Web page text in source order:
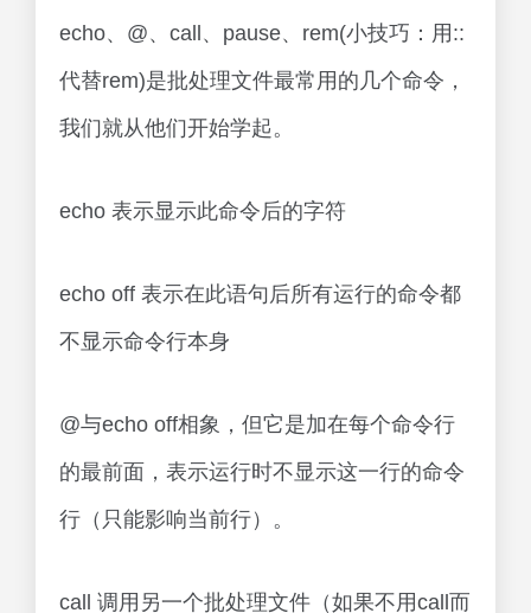
echo、@、call、pause、rem(小技巧：用::
代替rem)是批处理文件最常用的几个命令，
我们就从他们开始学起。
echo 表示显示此命令后的字符
echo off 表示在此语句后所有运行的命令都
不显示命令行本身
@与echo off相象，但它是加在每个命令行
的最前面，表示运行时不显示这一行的命令
行（只能影响当前行）。
call 调用另一个批处理文件（如果不用call而